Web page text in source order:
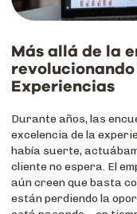
Más allá de la
Experiencias
Durante años, las
excelencia de la
había suerte,
cliente no espera. El
aún creen que basta
están perdiendo la